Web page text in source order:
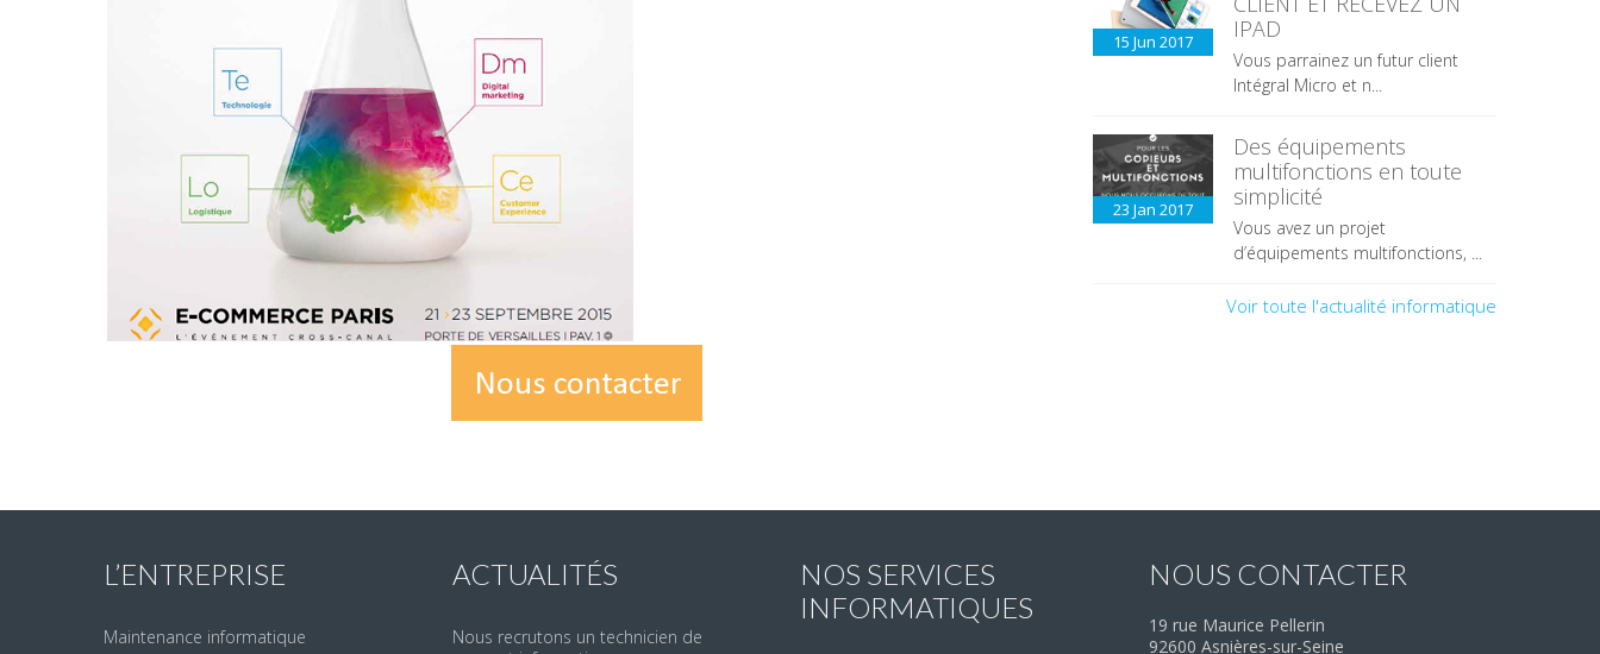
15 Jun 2017
IPAD
Vous parrainez un futur client
Intégral Micro et n...
23 Jan 2017
Des équipements
multifonctions en toute
simplicité
Vous avez un projet
d’équipements multifonctions, ...
Voir toute l'actualité informatique
L’ENTREPRISE
Maintenance informatique
ACTUALITÉS
Nous recrutons un technicien de
NOS SERVICES
INFORMATIQUES
NOUS CONTACTER
19 rue Maurice Pellerin
92600 Asnières-sur-Seine